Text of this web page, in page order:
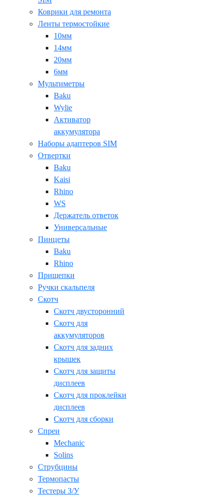
Коврики для ремонта
Ленты термостойкие
10мм
14мм
20мм
6мм
Мультиметры
Baku
Wylie
Активатор
аккумулятора
Наборы адаптеров SIM
Отвертки
Baku
Kaisi
Rhino
WS
Держатель ответок
Универсальные
Пинцеты
Baku
Rhino
Прищепки
Ручки скальпеля
Скотч
Скотч двусторонний
Скотч для
аккумуляторов
Скотч для задних
крышек
Скотч для защиты
дисплеев
Скотч для проклейки
дисплеев
Скотч для сборки
Спреи
Mechanic
Solins
Струбцины
Термопасты
Тестеры З/У